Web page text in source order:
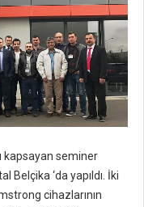
kapsayan seminer
‘da yapıldı. İki
cihazlarının